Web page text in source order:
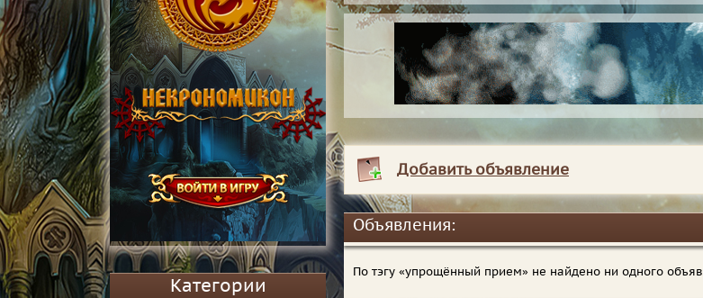
Добавить объявление
Объявления:
По тэгу «упрощённый прием» не найдено ни одного
Категории